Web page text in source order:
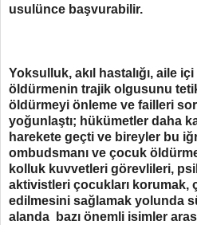
usulünce başvurabilir.
Yoksulluk, akıl hastalığı, aile
öldürmenin trajik olgusunu
öldürmeyi önleme ve failleri
yoğunlaştı; hükümetler daha
harekete geçti ve bireyler bu
ombudsmanı ve çocuk
kolluk kuvvetleri görevlileri,
aktivistleri çocukları korumak,
edilmesini sağlamak yolunda
alanda bazı önemli isimler